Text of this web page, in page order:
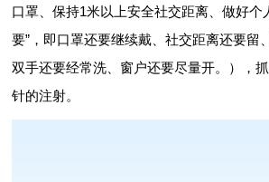
口罩、保持1米以上安全社交距离、做好个
要”，即口罩还要继续戴、社交距离还要留
双手还要经常洗、窗户还要尽量开。），
针的注射。